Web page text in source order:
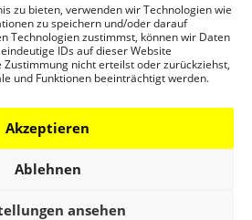
zu bieten, verwenden wir Technologien wie
zu speichern und/oder darauf
Technologien zustimmst, können wir Daten
IDs auf dieser Website
nicht erteilst oder zurückziehst,
und Funktionen beeinträchtigt werden.
Akzeptieren
Ablehnen
ansehen